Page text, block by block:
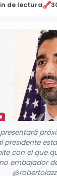
de lectura
presidente
con el que
embajador de